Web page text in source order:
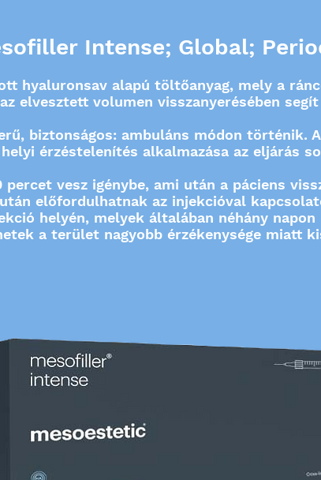
Intense; Global;
hyaluronsav alapú töltőanyag, mely a
elvesztett volumen visszanyerésében
biztonságos: ambuláns módon történik.
érzéstelenítés alkalmazása az eljárás
vesz igénybe, ami után a páciens
után előfordulhatnak az injekcióval
helyén, melyek általában néhány
a terület nagyobb érzékenysége miatt